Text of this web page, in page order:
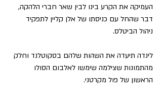
העמיקה את הקרע בינו לבין שאר חברי הלהקה,
דבר שהחל עם כניסתו של אלן קליין לתפקיד
ניהול הביטלס.
לינדה תיעדה את השהות שלהם בסקוטלנד וחלק
מהתמונות שצילמה שימשו לאלבום הסולו
הראשון של פול מקרטני.